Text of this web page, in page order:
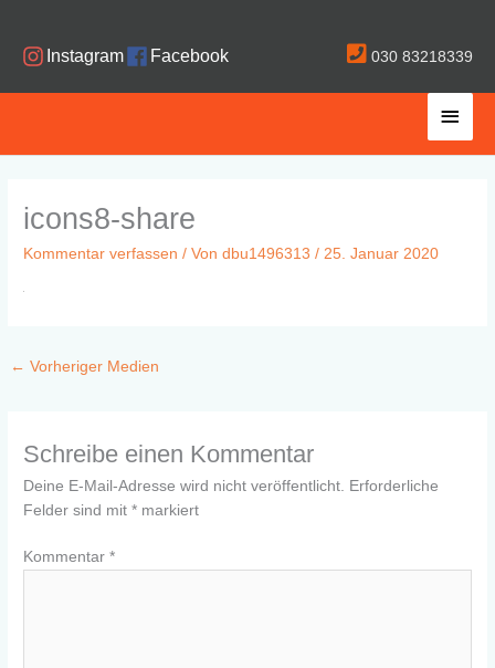
springenInstagram Facebook 030 83218339
icons8-share
Kommentar verfassen / Vondbu1496313/ 25. Januar 2020
← Vorheriger Medien
Schreibe einen Kommentar
Deine E-Mail-Adresse wird nicht veröffentlicht. Erforderliche
Felder sind mit* markiert
Kommentar*